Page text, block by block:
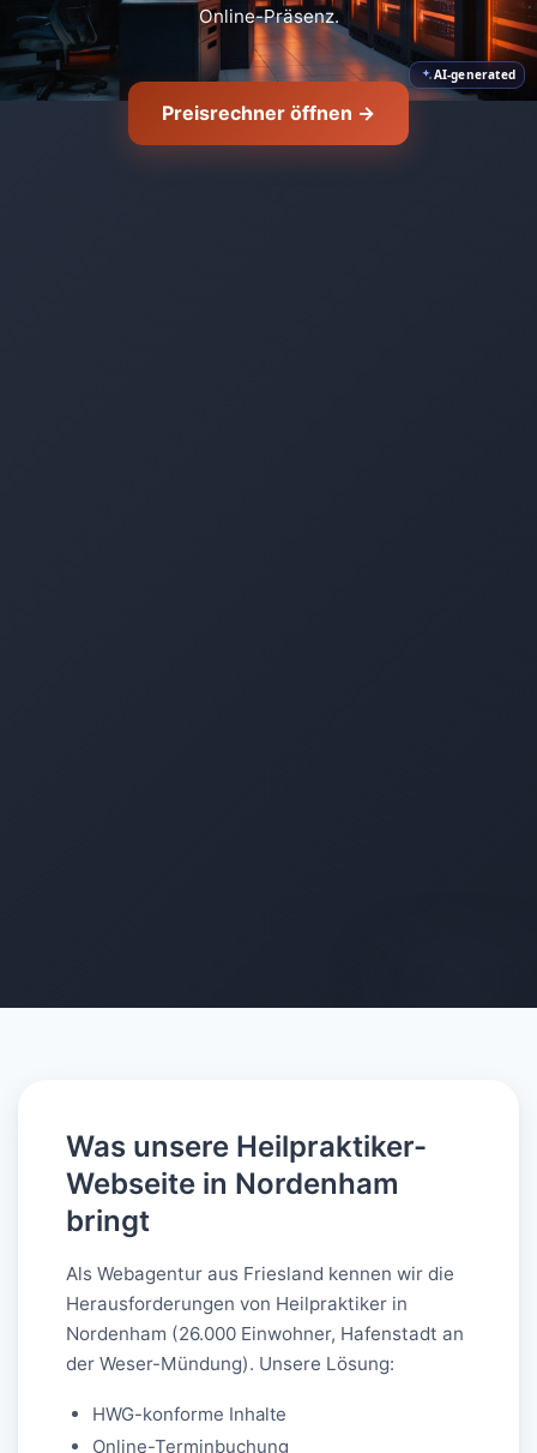
AI-generated
Online-Präsenz.
Preisrechner öffnen →
Was unsere Heilpraktiker-
Webseite in Nordenham
bringt
Als Webagentur aus Friesland kennen wir die
Herausforderungen von Heilpraktiker in
Nordenham (26.000 Einwohner, Hafenstadt an
der Weser-Mündung). Unsere Lösung:
HWG-konforme Inhalte
Online-Terminbuchung